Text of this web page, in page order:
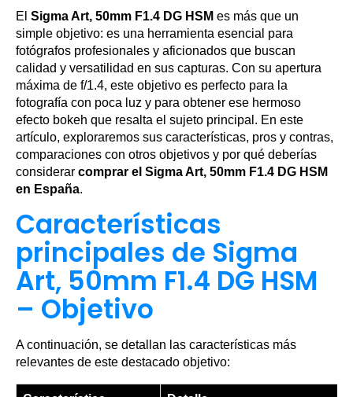
El Sigma Art, 50mm F1.4 DG HSM es más que un
simple objetivo: es una herramienta esencial para
fotógrafos profesionales y aficionados que buscan
calidad y versatilidad en sus capturas. Con su apertura
máxima de f/1.4, este objetivo es perfecto para la
fotografía con poca luz y para obtener ese hermoso
efecto bokeh que resalta el sujeto principal. En este
artículo, exploraremos sus características, pros y contras,
comparaciones con otros objetivos y por qué deberías
considerar comprar el Sigma Art, 50mm F1.4 DG HSM
en España.
Características
principales de Sigma
Art, 50mm F1.4 DG HSM
– Objetivo
A continuación, se detallan las características más
relevantes de este destacado objetivo: